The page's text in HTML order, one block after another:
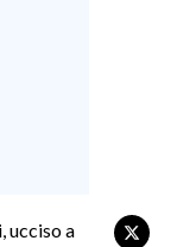
ucciso a